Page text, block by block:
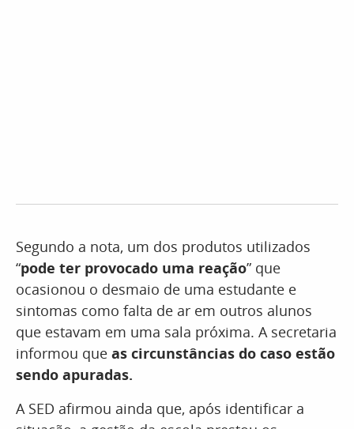
Segundo a nota, um dos produtos utilizados
“pode ter provocado uma reação” que
ocasionou o desmaio de uma estudante e
sintomas como falta de ar em outros alunos
que estavam em uma sala próxima. A secretaria
informou que as circunstâncias do caso estão
sendo apuradas.
A SED afirmou ainda que, após identificar a